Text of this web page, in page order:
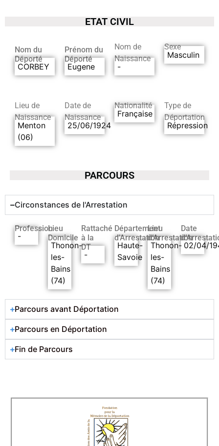
ETAT CIVIL
Nom du
Déporté
CORBEY
Prénom du
Déporté
Eugene
Nom de
Naissance
-
Sexe
Masculin
Lieu de
Naissance
Menton
(06)
Date de
Naissance
25/06/1924
Nationalité
Française
Type de
Déportation
Répression
PARCOURS
Circonstances de l'Arrestation
Profession
-
Lieu
Domicile
Thonon-
les-
Bains
(74)
Rattaché
à la
DT
-
Département
d’Arrestation
Haute-
Savoie
Lieu
d’Arrestation
Thonon-
les-
Bains
(74)
Date
02/04/
Parcours avant Déportation
Parcours en Déportation
Fin de Parcours